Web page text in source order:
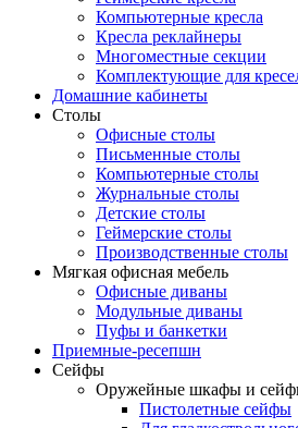
Компьютерные кресла
Кресла реклайнеры
Многоместные секции
Комплектующие для
Домашние кабинеты
Столы
Офисные столы
Письменные столы
Компьютерные столы
Журнальные столы
Детские столы
Геймерские столы
Производственные столы
Мягкая офисная мебель
Офисные диваны
Модульные диваны
Пуфы и банкетки
Приемные-ресепшн
Сейфы
Оружейные шкафы и
Пистолетные сейфы